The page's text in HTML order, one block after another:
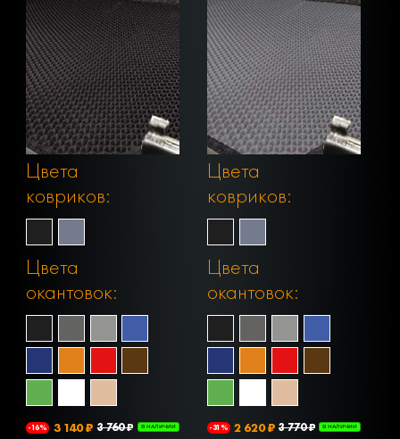
Цвета
ковриков:
Цвета
окантовок:
-16% 3 140 ₽ 3 760 ₽ В НАЛИЧИИ
Цвета
ковриков:
Цвета
окантовок:
-31% 2 620 ₽ 3 770 ₽ В НАЛИЧИИ